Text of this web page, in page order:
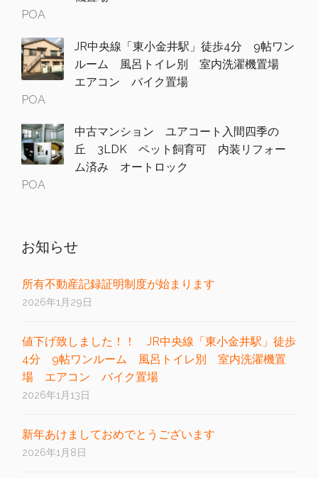
POA
JR中央線「東小金井駅」徒歩4分 9帖ワン
ルーム 風呂トイレ別 室内洗濯機置場
エアコン バイク置場
POA
中古マンション ユアコート入間四季の
丘 3LDK ペット飼育可 内装リフォー
ム済み オートロック
POA
お知らせ
所有不動産記録証明制度が始まります
2026年1月29日
値下げ致しました！！ JR中央線「東小金井駅」徒歩
4分 9帖ワンルーム 風呂トイレ別 室内洗濯機置
場 エアコン バイク置場
2026年1月13日
新年あけましておめでとうございます
2026年1月8日